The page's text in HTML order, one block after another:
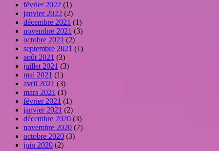
février 2022 (1)
janvier 2022 (2)
décembre 2021 (1)
novembre 2021 (3)
octobre 2021 (2)
septembre 2021 (1)
août 2021 (3)
juillet 2021 (3)
mai 2021 (1)
avril 2021 (3)
mars 2021 (1)
février 2021 (1)
janvier 2021 (2)
décembre 2020 (3)
novembre 2020 (7)
octobre 2020 (3)
juin 2020 (2)